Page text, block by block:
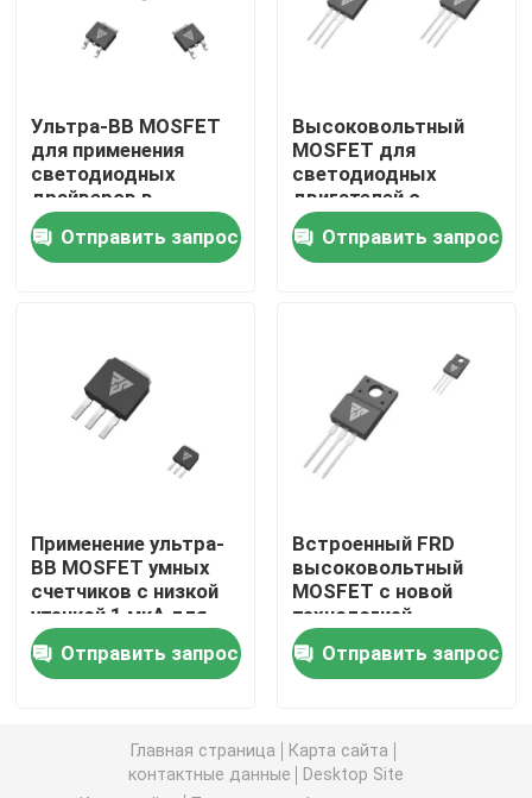
Новости
MOSFET наивысшей мощности
МОП-транзистор из карбида кремния
Силиконовый карбид SBD
Высоковольтный MOSFET
МОП-транзистор низкого напряжения
IGBT высокой мощности
Полупроводники высокой мощности
Ультра-ВВ MOSFET
для применения
светодиодных
драйверов в
электроэнергетической
системе
Отправить запрос
Высоковольтный
MOSFET для
светодиодных
двигателей с
большим
рассеиванием тепла
Отправить запрос
Применение ультра-
ВВ MOSFET умных
счетчиков с низкой
утечкой 1 мкА для
промышленной
автоматизации
Отправить запрос
Встроенный FRD
высоковольтный
MOSFET с новой
технологией
латерального
переменного допинга
для промышленного
Отправить запрос
Главная страница
Карта сайта
контактные данные
Desktop Site